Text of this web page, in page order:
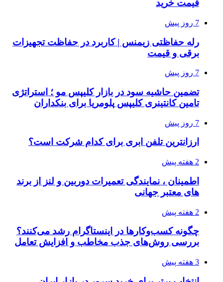
قیمت خرید
7 روز پیش
رله حفاظتی زیمنس | کاربرد در حفاظت تجهیزات
برقی و قیمت
7 روز پیش
تضمین حاشیه سود در بازار کلیپس مو ؛ استراتژی
تامین کانتینری کلیپس پلومریا برای بنکداران
7 روز پیش
ارزانترین تلفن ابری برای کدام شرکت است؟
2 هفته پیش
اطمینان ، نمایندگی تعمیرات دوربین و لنز از برند
های معتبر جهانی
2 هفته پیش
چگونه کسب‌وکارها در اینستاگرام رشد می‌کنند؟
بررسی روش‌های جذب مخاطب و افزایش تعامل
3 هفته پیش